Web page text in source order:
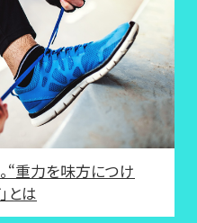
“重力を味方につけ
とは